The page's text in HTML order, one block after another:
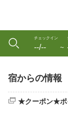
チェックイン
--/-- 〜
宿からの情報
★クーポン★ポ